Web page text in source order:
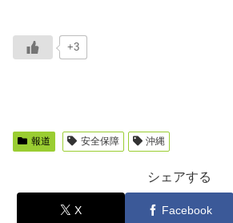
+3
報道 安全保障 沖縄
シェアする
X Facebook